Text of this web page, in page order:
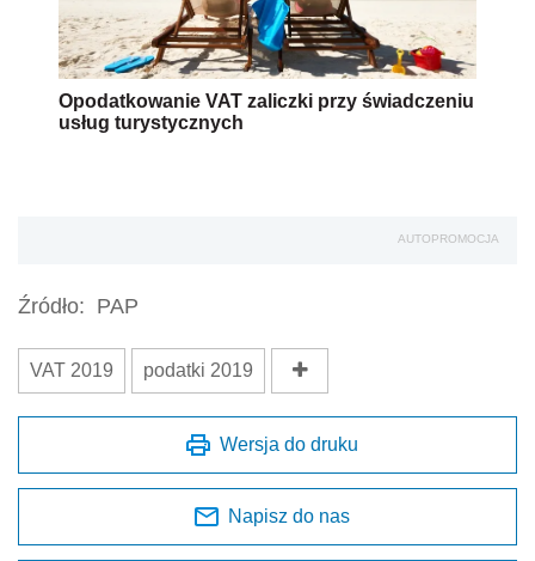
Opodatkowanie VAT zaliczki przy świadczeniu
usług turystycznych
AUTOPROMOCJA
Źródło: PAP
VAT 2019 podatki 2019
Wersja do druku
Napisz do nas